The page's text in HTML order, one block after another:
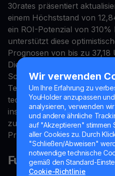
Wir verwenden
Um Ihre Erfahrung zu
YouHolder anzupassen
analysieren, verwenden
und andere ähnliche
auf "Akzeptieren" stimmen
aller Cookies zu. Durch
"Schließen/Abweisen"
notwendige technische
gemäß den Standard-
Cookie-Richtlinie
30rates präsentiert
einem Höchststand von
ein ROI-Potenzial von 310%
unterstützt diese
Prognosen von bis zu 37,18
Diese Vorhersagen basieren
Schlüsselfaktoren: der
Telegram, der wachsenden
technologischen Upgrades
institutionellen Akzeptanz.
zur Vorsicht, da der
Prognosen stets unter
Fundamentalanalyse